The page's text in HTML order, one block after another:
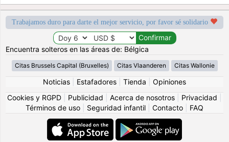
Trabajamos duro para darte el mejor servicio, por favor sé solidario
Encuentra solteros en las áreas de: Bélgica
Citas Brussels Capital (Bruxelles) Citas Vlaanderen Citas Wallonie
Noticias Estafadores Tienda
Opiniones
Cookies y RGPD
Publicidad Acerca de nosotros Privacidad
Términos de uso
Seguridad infantil Contacto FAQ